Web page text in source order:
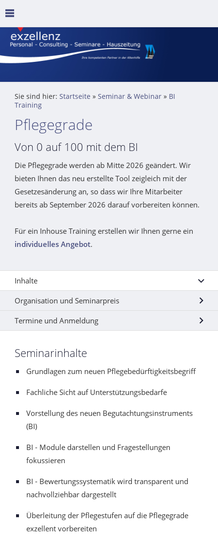
Sie sind hier: Startseite » Seminar & Webinar » BI
Training
Pflegegrade
Von 0 auf 100 mit dem BI
Die Pflegegrade werden ab Mitte 2026 geändert. Wir
bieten Ihnen das neu erstellte Tool zeigleich mit der
Gesetzesänderung an, so dass wir Ihre Mitarbeiter
bereits ab September 2026 darauf vorbereiten können.
Für ein Inhouse Training erstellen wir Ihnen gerne ein
individuelles Angebot.
Inhalte
Organisation und Seminarpreis
Termine und Anmeldung
Seminarinhalte
Grundlagen zum neuen Pflegebedürftigkeitsbegriff
Fachliche Sicht auf Unterstützungsbedarfe
Vorstellung des neuen Begutachtungsinstruments
(BI)
BI - Module darstellen und Fragestellungen
fokussieren
BI - Bewertungssystematik wird transparent und
nachvollziehbar dargestellt
Überleitung der Pflegestufen auf die Pflegegrade
exzellent vorbereiten